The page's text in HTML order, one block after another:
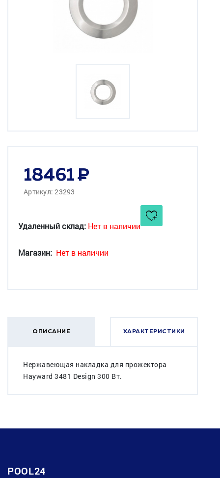
18461
Артикул: 23293
Удаленный склад: Нет в наличии
Магазин: Нет в наличии
ОПИСАНИЕ ХАРАКТЕРИСТИКИ
Нержавеющая накладка для прожектора
Hayward 3481 Design 300 Вт.
POOL24